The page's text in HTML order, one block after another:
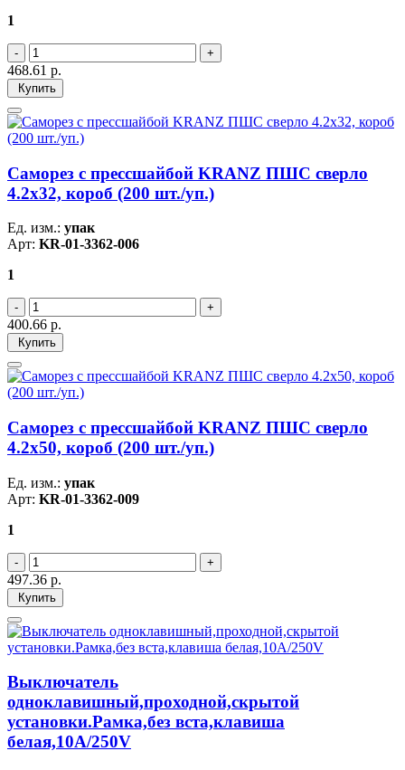
1
468.61 р.
Купить
Саморез с прессшайбой KRANZ ПШС сверло
4.2х32, короб (200 шт./уп.)
Ед. изм.: упак
Арт: KR-01-3362-006
1
400.66 р.
Купить
Саморез с прессшайбой KRANZ ПШС сверло
4.2х50, короб (200 шт./уп.)
Ед. изм.: упак
Арт: KR-01-3362-009
1
497.36 р.
Купить
Выключатель
одноклавишный,проходной,скрытой
установки.Рамка,без вста,клавиша
белая,10A/250V